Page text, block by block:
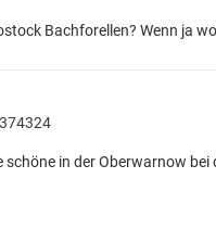
Bachforellen? Wenn ja
schöne in der Oberwarnow